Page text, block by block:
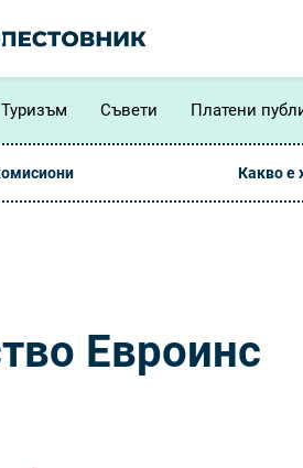
Туризъм Съвети Платени
Какво е
Евроинс